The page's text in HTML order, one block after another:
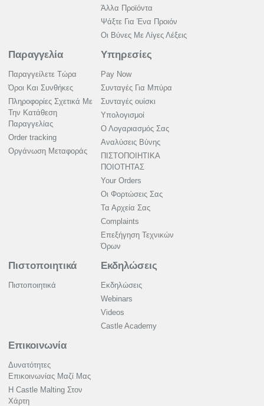
Άλλα Προϊόντα
Ψάξτε Για Ένα Προιόν
Οι Βύνες Με Λίγες Λέξεις
Παραγγελία
Παραγγείλετε Τώρα
Όροι Και Συνθήκες
Πληροφορίες Σχετικά Με
Την Κατάθεση
Παραγγελίας
Order tracking
Οργάνωση Μεταφοράς
Υπηρεσίες
Pay Now
Συνταγές Για Μπύρα
Συνταγές ουίσκι
Υπολογισμοί
Ο Λογαριασμός Σας
Αναλύσεις Βύνης
ΠΙΣΤΟΠΟΙΗΤΙΚΑ
ΠΟΙΟΤΗΤΑΣ
Your Orders
Οι Φορτώσεις Σας
Τα Αρχεία Σας
Complaints
Επεξήγηση Τεχνικών
Όρων
Πιστοποιητικά
Πιστοποιητικά
Εκδηλώσεις
Εκδηλώσεις
Webinars
Videos
Castle Academy
Επικοινωνία
Δυνατότητες
Επικοινωνίας Μαζί Μας
Η Castle Malting Στον
Χάρτη